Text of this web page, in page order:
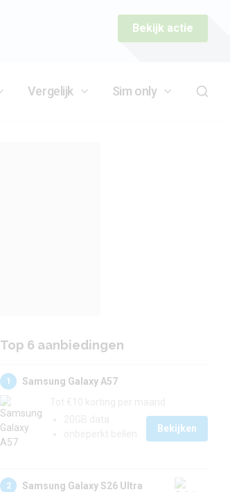
Bekijk actie
Vergelijk Sim only
Top 6 aanbiedingen
1
Samsung Galaxy A57
Bekijken
2
Samsung Galaxy S26 Ultra